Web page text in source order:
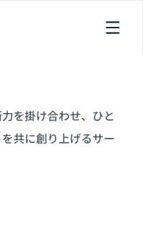
を掛け合わせ、ひと
共に創り上げるサー